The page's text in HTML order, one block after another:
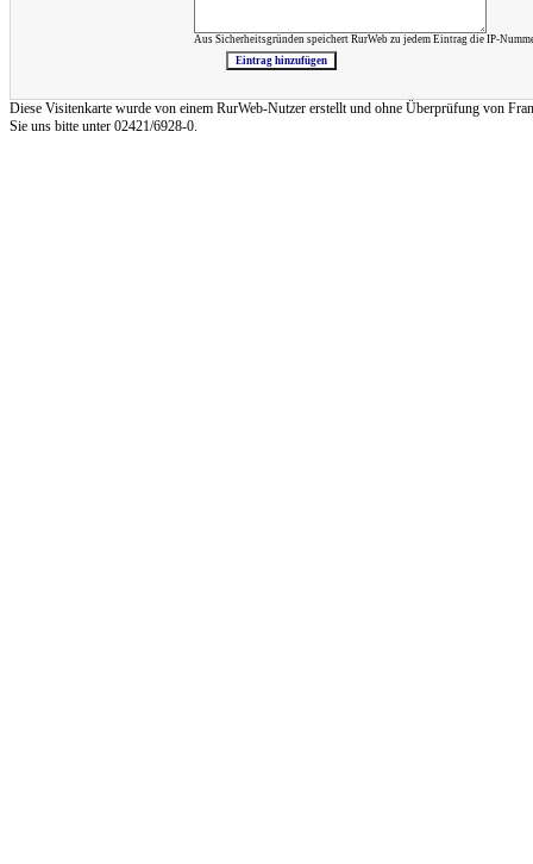
Aus Sicherheitsgründen speichert RurWeb zu jedem Eintrag die IP-
Diese Visitenkarte wurde von einem RurWeb-Nutzer erstellt und ohne Überprüfung von
Sie uns bitte unter 02421/6928-0.